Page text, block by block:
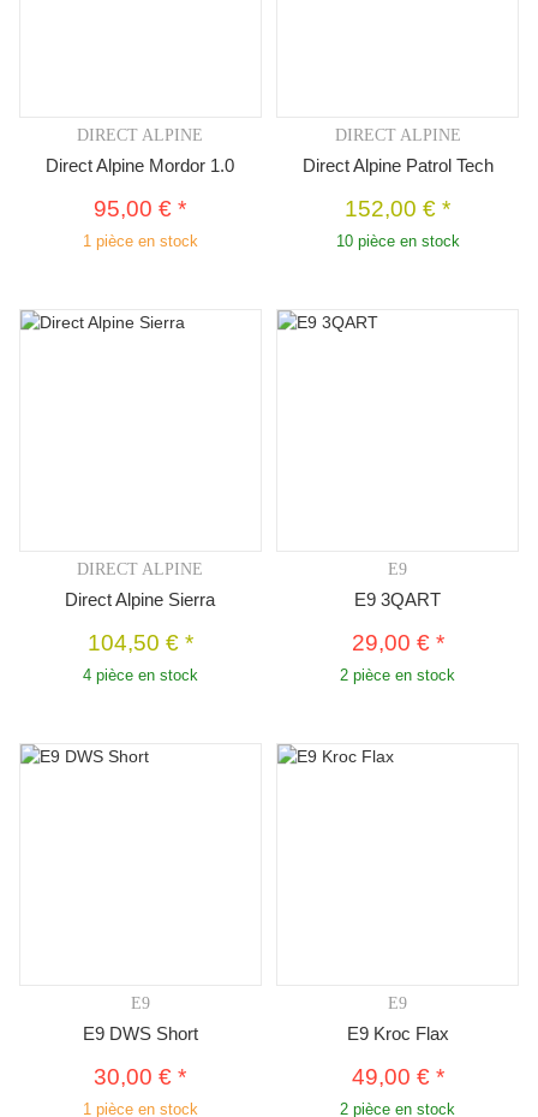
DIRECT ALPINE
Direct Alpine Mordor 1.0
95,00 €*
1 pièce en stock
DIRECT ALPINE
Direct Alpine Patrol Tech
152,00 €*
10 pièce en stock
DIRECT ALPINE
Direct Alpine Sierra
104,50 € *
4 pièce en stock
E9
E9 3QART
29,00 € *
2 pièce en stock
E9
E9 DWS Short
30,00 €*
1 pièce en stock
E9
E9 Kroc Flax
49,00 € *
2 pièce en stock